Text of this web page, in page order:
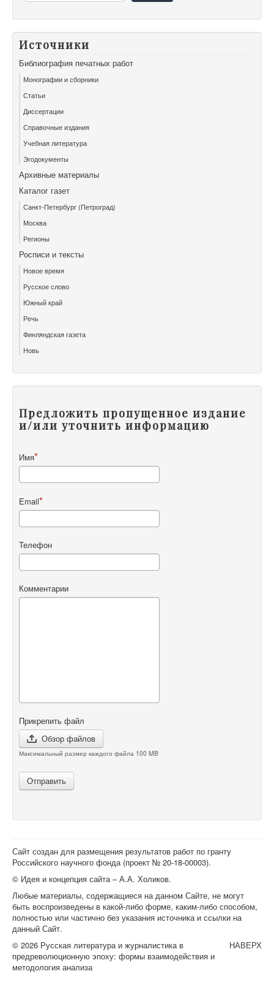
Источники
Библиография печатных работ
Монографии и сборники
Статьи
Диссертации
Справочные издания
Учебная литература
Эгодокументы
Архивные материалы
Каталог газет
Санкт-Петербург (Петроград)
Москва
Регионы
Росписи и тексты
Новое время
Русское слово
Южный край
Речь
Финляндская газета
Новь
Предложить пропущенное издание
и/или уточнить информацию
Имя
Email
Телефон
Комментарии
Прикрепить файл
Обзор файлов
Максимальный размер каждого файла 100 MB
Отправить
Сайт создан для размещения результатов работ по гранту
Российского научного фонда (проект № 20-18-00003).
© Идея и концепция сайта – А.А. Холиков.
Любые материалы, содержащиеся на данном Сайте, не могут
быть воспроизведены в какой-либо форме, каким-либо способом,
полностью или частично без указания источника и ссылки на
данный Сайт.
НАВЕРХ
© 2026 Русская литература и журналистика в
предреволюционную эпоху: формы взаимодействия и
методология анализа